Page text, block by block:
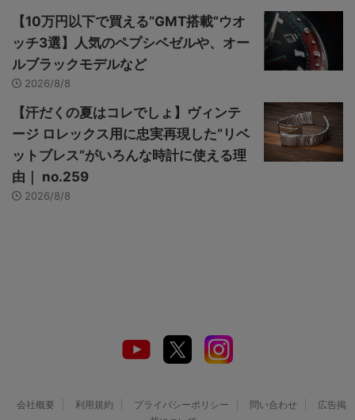
【10万円以下で買える“GMT搭載”ウオ
ッチ3選】人気のペプシベゼルや、オー
ルブラックモデルなど
2026/8/8
【汗だくの夏はコレでしょ】ヴィンテ
ージ ロレックス用に忠実再現した“リベ
ットブレス”がいろんな時計に使える理
由｜ no.259
2026/8/8
会社概要 利用規約 プライバシーポリシー 問い合わせ
広告掲